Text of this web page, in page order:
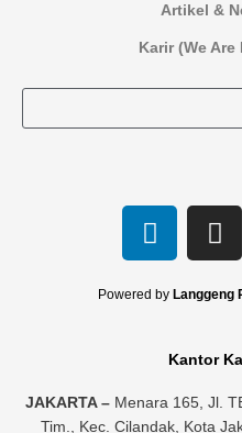
Artikel &
Karir (We Are
L
i
k
n
I
n
t
g
a
Powered by Langgeng
Kantor
JAKARTA –Menara 165, Jl.
Tim., Kec. Cilandak, Kota